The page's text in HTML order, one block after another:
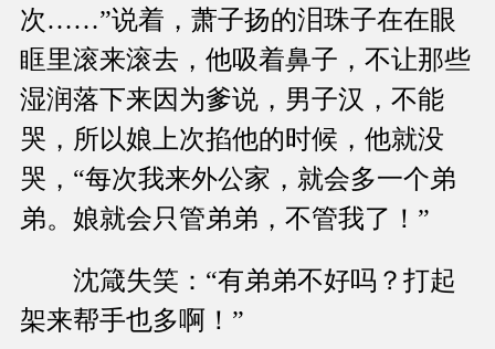
次……”说着，萧子扬的泪珠子在在眼
眶里滚来滚去，他吸着鼻子，不让那些
湿润落下来因为爹说，男子汉，不能
哭，所以娘上次掐他的时候，他就没
哭，“每次我来外公家，就会多一个弟
弟。娘就会只管弟弟，不管我了！”
沈箴失笑：“有弟弟不好吗？打起
架来帮手也多啊！”